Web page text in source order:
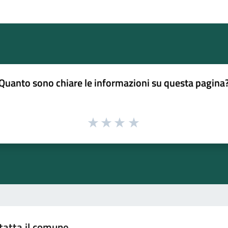
sono chiare le informazioni su questa